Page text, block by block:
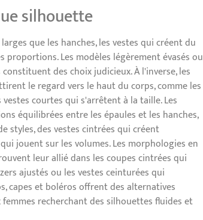
silhouette
que les hanches, les vestes qui créent du
Les modèles légèrement évasés ou
des choix judicieux. À l'inverse, les
le regard vers le haut du corps, comme les
courtes qui s'arrêtent à la taille. Les
équilibrées entre les épaules et les hanches,
styles, des vestes cintrées qui créent
jouent sur les volumes. Les morphologies en
leur allié dans les coupes cintrées qui
ajustés ou les vestes ceinturées qui
capes et boléros offrent des alternatives
recherchant des silhouettes fluides et